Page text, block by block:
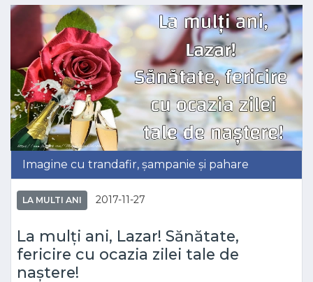
Imagine cu trandafir, șampanie și pahare
LA MULTI ANI 2017-11-27
La mulți ani, Lazar! Sănătate,
fericire cu ocazia zilei tale de
naștere!